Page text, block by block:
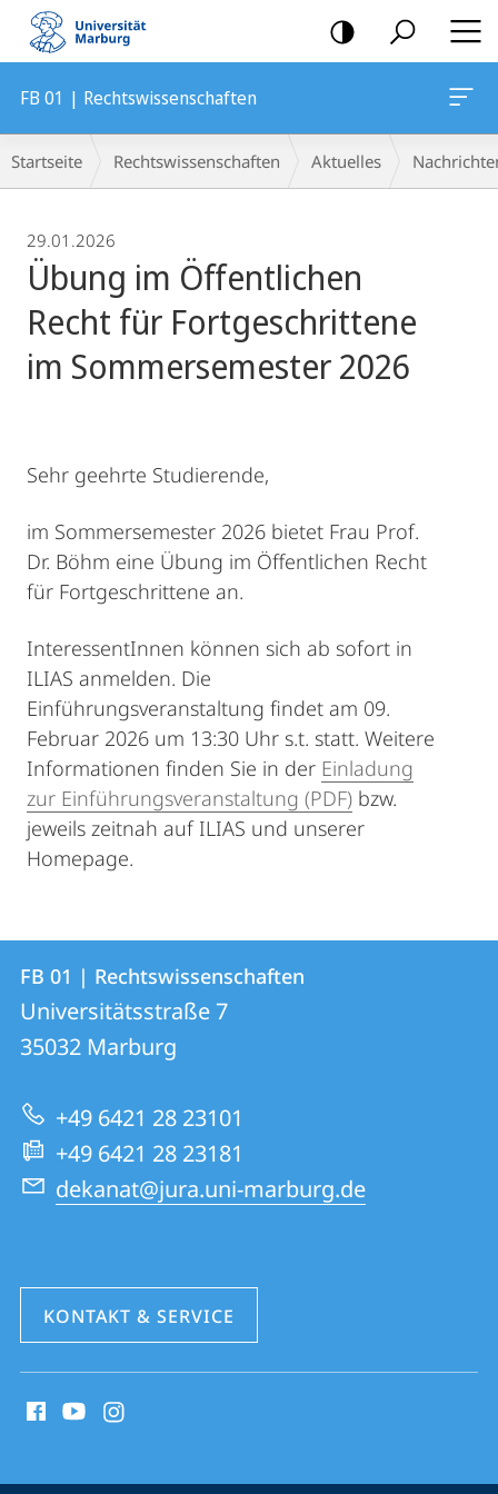
Mobile-
Navigation
FB 01 | Rechtswissenschaften
Breadcrumb-
Navigation
Startseite Rechtswissenschaften Aktuelles
29.01.2026
Übung im Öffentlichen
Recht für Fortgeschrittene
im Sommersemester 2026
Sehr geehrte Studierende,
im Sommersemester 2026 bietet Frau Prof.
Dr. Böhm eine Übung im Öffentlichen Recht
für Fortgeschrittene an.
InteressentInnen können sich ab sofort in
ILIAS anmelden. Die
Einführungsveranstaltung findet am 09.
Februar 2026 um 13:30 Uhr s.t. statt. Weitere
Informationen finden Sie in der Einladung
zur Einführungsveranstaltung (PDF) bzw.
jeweils zeitnah auf ILIAS und unserer
Homepage.
Kontakt
und
Informationen
zur
Website
Kontaktinformationen
FB
01
|
Rechtswissenschaften
FB 01 | Rechtswissenschaften
Universitätsstraße 7
35032 Marburg
+49 6421 28 23101
+49 6421 28 23181
dekanat@jura.uni-marburg.de
KONTAKT & SERVICE
Media